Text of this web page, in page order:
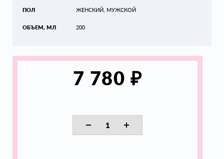
ПОЛ
ОБЪЕМ, МЛ
ЖЕНСКИЙ, МУЖСКОЙ
200
7 780 ₽